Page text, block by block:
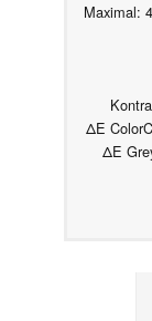
Maximal:
ΔE
ΔE